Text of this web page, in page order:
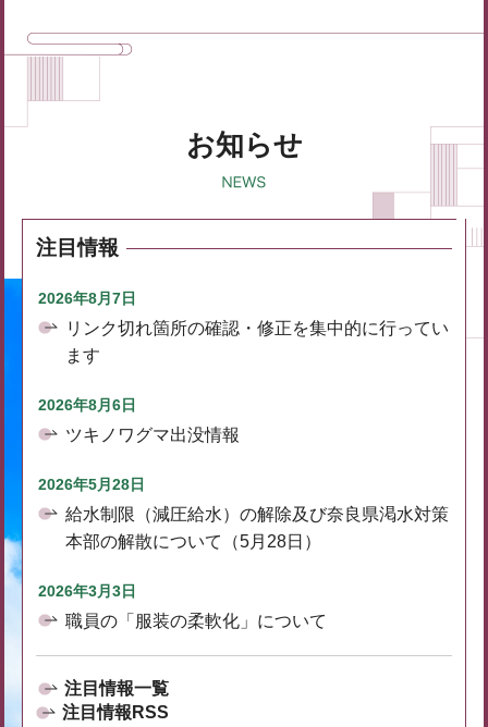
お知らせ
注目情報
2026年8月7日
リンク切れ箇所の確認・修正を集中的に行ってい
ます
2026年8月6日
ツキノワグマ出没情報
2026年5月28日
給水制限（減圧給水）の解除及び奈良県渇水対策
本部の解散について（5月28日）
2026年3月3日
職員の「服装の柔軟化」について
注目情報一覧
注目情報RSS